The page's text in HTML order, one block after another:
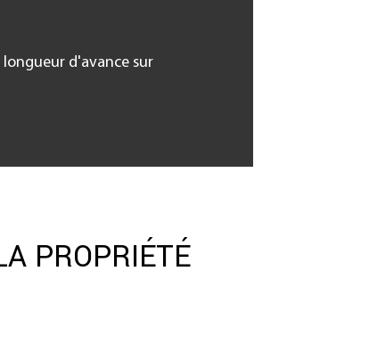
d'avance sur
PROPRIÉTÉ